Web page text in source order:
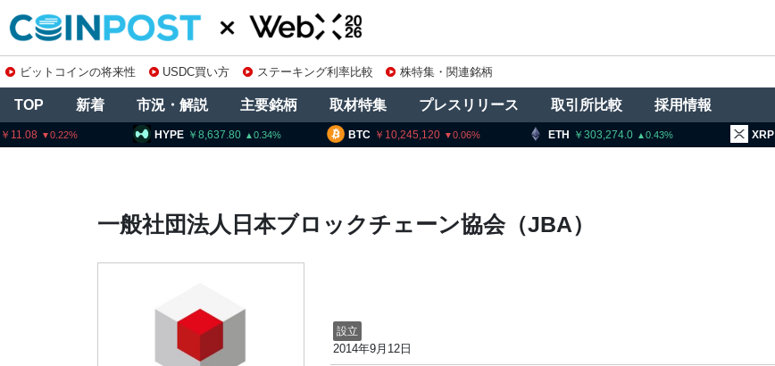
ビットコインの将来性 USDC買い方 ステーキング利率比較 株特集・関連銘柄
TOP 新着 市況・解説 主要銘柄 取材特集 プレスリリース 取引所比較 採用情報
BTC 10,245,120 0.06 ETH 303,274.0 0.43 XRP
11.08 0.22 HYPE 8,637.80 0.34
一般社団法人日本ブロックチェーン協会（JBA）
設立
2014年9月12日